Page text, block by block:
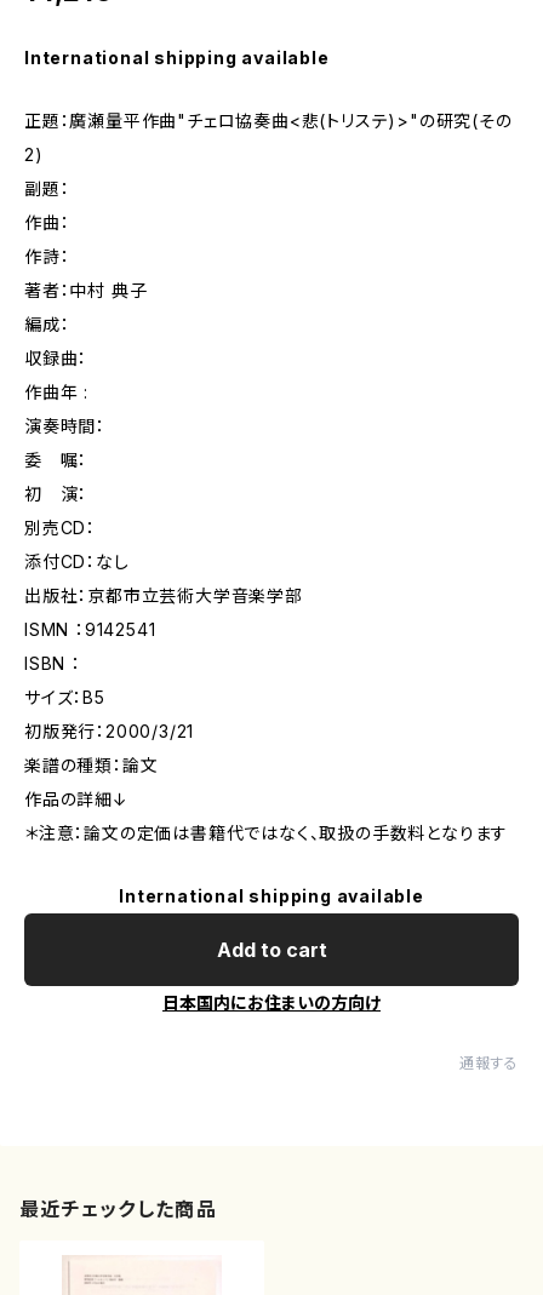
International shipping available
正題：廣瀬量平作曲"チェロ協奏曲<悲(トリステ)>"の研究(その
2)
副題：
作曲：
作詩：
著者：中村 典子
編成：
収録曲：
作曲年 :
演奏時間：
委 嘱：
初 演：
別売CD：
添付CD：なし
出版社：京都市立芸術大学音楽学部
ISMN ：9142541
ISBN ：
サイズ：B5
初版発行：2000/3/21
楽譜の種類：論文
作品の詳細↓
＊注意：論文の定価は書籍代ではなく、取扱の手数料となります
International shipping available
Add to cart
日本国内にお住まいの方向け
通報する
最近チェックした商品